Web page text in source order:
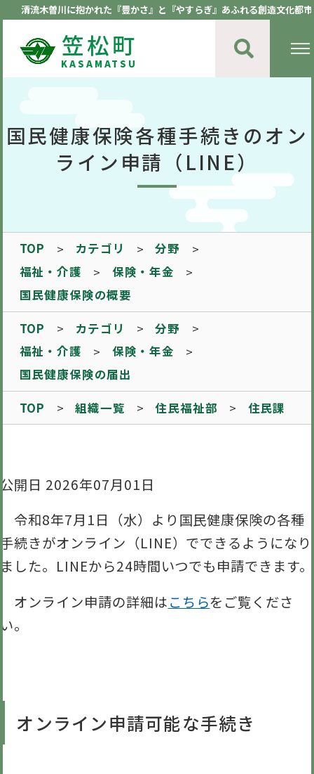
清流木曽川に抱かれた『豊かさ』と『やすらぎ』あふれる創造文化都市
笠松町
KASAMATSU
国民健康保険各種手続きのオン
ライン申請（LINE）
TOP カテゴリ
分野
福祉・介護
保険・年金
国民健康保険の概要
TOP
カテゴリ
分野
福祉・介護
保険・年金
国民健康保険の届出
TOP
組織一覧 住民福祉部 住民課
公開日 2026年07月01日
令和8年7月1日（水）より国民健康保険の各種
手続きがオンライン（LINE）でできるようになり
ました。LINEから24時間いつでも申請できます。
オンライン申請の詳細はこちらをご覧くださ
い。
オンライン申請可能な手続き